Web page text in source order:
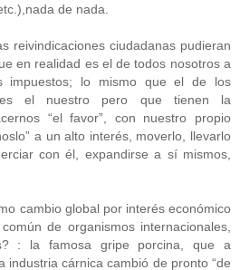
de nada.
reivindicaciones ciudadanas pudieran
en realidad es el de todos nosotros a
impuestos; lo mismo que el de los
es el nuestro pero que tienen la
“el favor”, con nuestro propio
a un alto interés, moverlo, llevarlo
con él, expandirse a sí mismos,
cambio global por interés económico
de organismos internacionales,
: la famosa gripe porcina, que a
industria cárnica cambió de pronto “de